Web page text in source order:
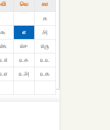
வி வெ கா
௧
௬ ௭
௮
௰௩ ௰௪
௰௫
௨௧
௨௨
௨௮
௨௯